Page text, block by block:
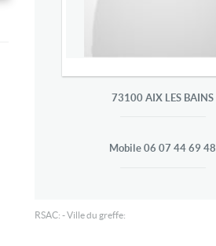
73100AIX LES BAINS
Mobile06 07 44 69 48
RSAC: - Ville du greffe: